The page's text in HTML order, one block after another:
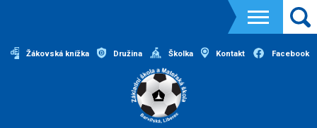
Žákovská knížka Družina Školka Kontakt Facebook